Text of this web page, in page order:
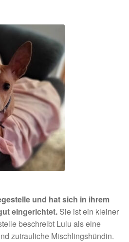
– Januar bis Juni 2026
2025
und hat sich in ihrem
eingerichtet. Sie ist ein kleiner
beschreibt Lulu als eine
zutrauliche Mischlingshündin.